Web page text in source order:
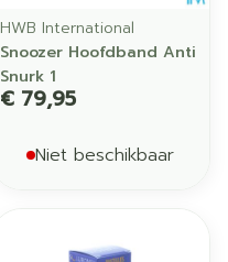
HWB International
Snoozer Hoofdband Anti
Snurk 1
€ 79,95
Niet beschikbaar